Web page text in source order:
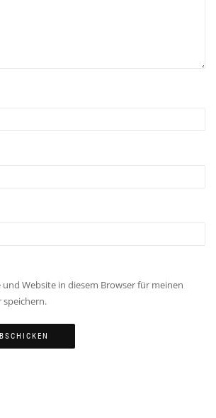
und Website in diesem Browser für meinen
speichern.